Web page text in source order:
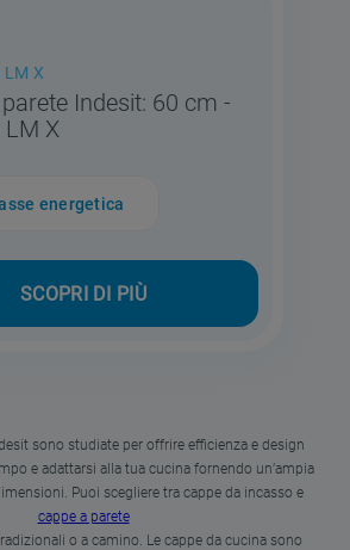
LM X
Indesit: 60 cm -
LM X
energetica
SCOPRI DI PIÙ
sono studiate per offrire efficienza e design
e adattarsi alla tua cucina fornendo un’ampia
Puoi scegliere tra cappe da incasso e
cappe a parete
o a camino. Le cappe da cucina sono